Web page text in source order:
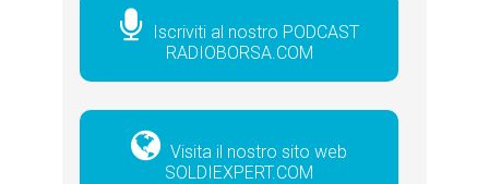
Iscriviti al nostro PODCAST
RADIOBORSA.COM
Visita il nostro sito web
SOLDIEXPERT.COM